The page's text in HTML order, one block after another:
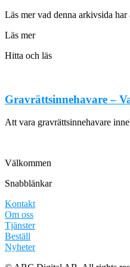
Läs mer vad denna arkivsida har
Läs mer
Hitta och läs
Gravrättsinnehavare –
Att vara gravrättsinnehavare
Välkommen
Snabblänkar
Kontakt
Om oss
Tjänster
Beställ
Nyheter